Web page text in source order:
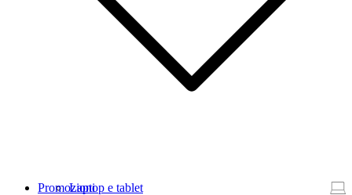
Laptop e tablet
Promozioni